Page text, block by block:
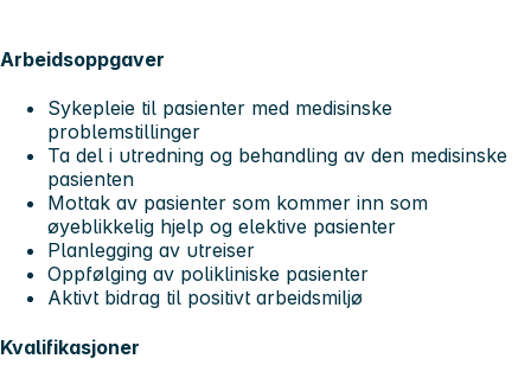
Arbeidsoppgaver
Sykepleie til pasienter med medisinske
problemstillinger
Ta del i utredning og behandling av den medisinske
pasienten
Mottak av pasienter som kommer inn som
øyeblikkelig hjelp og elektive pasienter
Planlegging av utreiser
Oppfølging av polikliniske pasienter
Aktivt bidrag til positivt arbeidsmiljø
Kvalifikasjoner